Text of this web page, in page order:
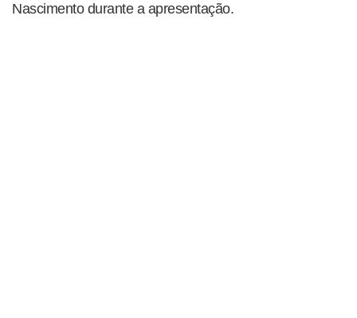
Nascimento durante a apresentação.